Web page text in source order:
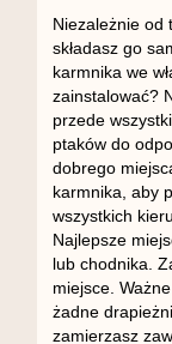
Niezależnie od
składasz go
karmnika we
zainstalować?
przede
ptaków do
dobrego
karmnika, aby
wszystkich
Najlepsze
lub chodnika.
miejsce.
żadne
zamierzasz